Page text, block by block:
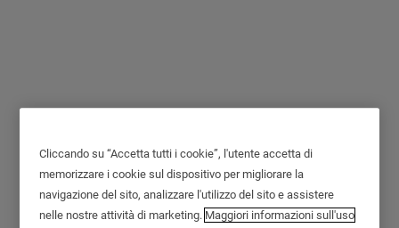
Bocchette Plus per
serrature CE
Cliccando su “Accetta tutti i cookie”, l'utente accetta di
memorizzare i cookie sul dispositivo per migliorare la
navigazione del sito, analizzare l'utilizzo del sito e assistere
nelle nostre attività di marketing. Maggiori informazioni sull'uso